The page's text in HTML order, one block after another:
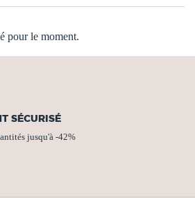
pour le moment.
SÉCURISÉ
jusqu'à -42%